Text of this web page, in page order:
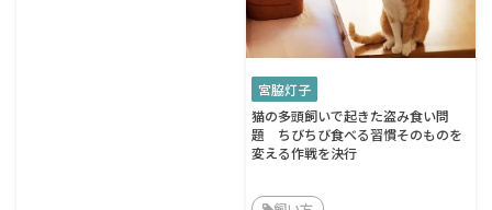
宮脇灯子
猫の多頭飼いで起きた盗み食い問
題 ちびちび食べる習慣そのものを
変える作戦を決行